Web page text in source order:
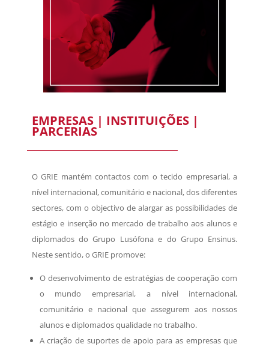
EMPRESAS | INSTITUIÇÕES |
PARCERIAS
O GRIE mantém contactos com o tecido empresarial, a
nível internacional, comunitário e nacional, dos diferentes
sectores, com o objectivo de alargar as possibilidades de
estágio e inserção no mercado de trabalho aos alunos e
diplomados do Grupo Lusófona e do Grupo Ensinus.
Neste sentido, o GRIE promove:
O desenvolvimento de estratégias de cooperação com
o mundo empresarial, a nível internacional,
comunitário e nacional que assegurem aos nossos
alunos e diplomados qualidade no trabalho.
A criação de suportes de apoio para as empresas que